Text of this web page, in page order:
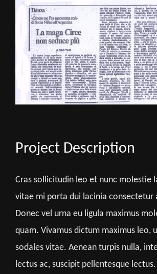
Project Description
Cras sollicitudin leo et nunc molestie
vitae mi porta dui lacinia consectetur
Donec vel urna eu ligula maximus
quam. Vivamus dictum maximus leo,
sodales vitae. Aenean turpis nulla,
lectus ac, suscipit pellentesque